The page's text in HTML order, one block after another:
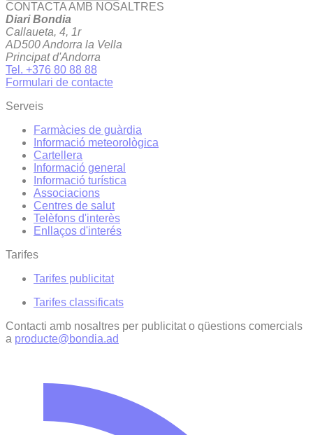
CONTACTA AMB NOSALTRES
Diari Bondia
Callaueta, 4, 1r
AD500 Andorra la Vella
Principat d'Andorra
Tel. +376 80 88 88
Formulari de contacte
Serveis
Farmàcies de guàrdia
Informació meteorològica
Cartellera
Informació general
Informació turística
Associacions
Centres de salut
Telèfons d'interès
Enllaços d'interés
Tarifes
Tarifes publicitat
Tarifes classificats
Contacti amb nosaltres per publicitat o qüestions comercials
a producte@bondia.ad